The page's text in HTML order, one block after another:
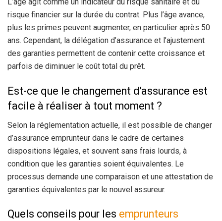
risque financier sur la durée du contrat. Plus l’âge avance,
plus les primes peuvent augmenter, en particulier après 50
ans. Cependant, la délégation d’assurance et l’ajustement
des garanties permettent de contenir cette croissance et
parfois de diminuer le coût total du prêt.
Est-ce que le changement d’assurance est
facile à réaliser à tout moment ?
Selon la réglementation actuelle, il est possible de changer
d’assurance emprunteur dans le cadre de certaines
dispositions légales, et souvent sans frais lourds, à
condition que les garanties soient équivalentes. Le
processus demande une comparaison et une attestation de
garanties équivalentes par le nouvel assureur.
Quels conseils pour les emprunteurs